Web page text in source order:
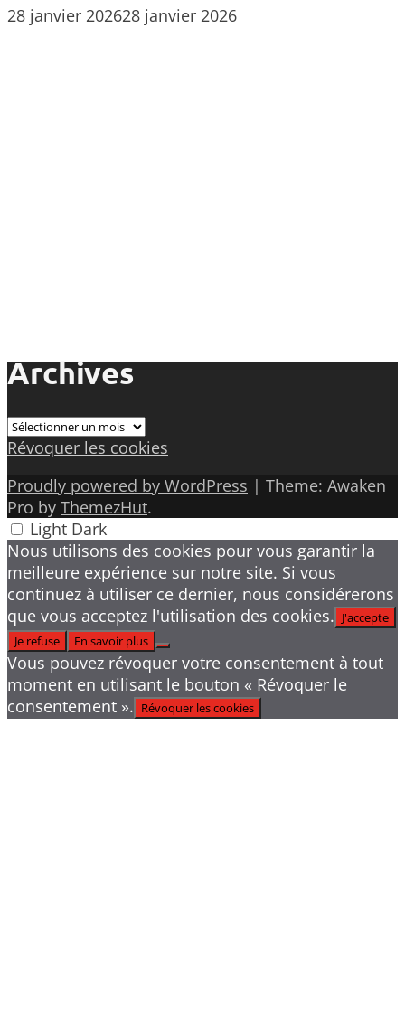
28 janvier 202628 janvier 2026
Archives
Archives
Révoquer les cookies
Proudly powered by WordPress | Theme: Awaken
Pro by ThemezHut.
Light Dark
Nous utilisons des cookies pour vous garantir la
meilleure expérience sur notre site. Si vous
continuez à utiliser ce dernier, nous considérerons
que vous acceptez l'utilisation des cookies. J'accepte
Je refuse
En savoir plus
Vous pouvez révoquer votre consentement à tout
moment en utilisant le bouton « Révoquer le
consentement ». Révoquer les cookies